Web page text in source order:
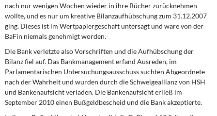
nach nur wenigen Wochen wieder in ihre Bücher zurücknehmen
wollte, und es nur um kreative Bilanzaufhübschung zum 31.12.2007
ging. Dieses ist im Wertpapiergeschäft untersagt und wäre von der
BaFin niemals genehmigt worden.
Die Bank verletzte also Vorschriften und die Aufhübschung der
Bilanz fiel auf. Das Bankmanagement erfand Ausreden, im
Parlamentarischen Untersuchungsausschuss suchten Abgeordnete
nach der Wahrheit und wurden durch die Schweigeallianz von HSH
und Bankenaufsicht verladen. Die Bankenaufsicht erließ im
September 2010 einen Bußgeldbescheid und die Bank akzeptierte.